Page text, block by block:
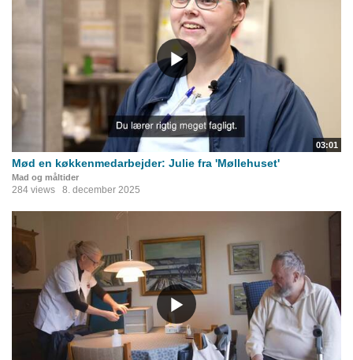
03:01
Mød en køkkenmedarbejder: Julie fra 'Møllehuset'
Mad og måltider
284 views 8. december 2025